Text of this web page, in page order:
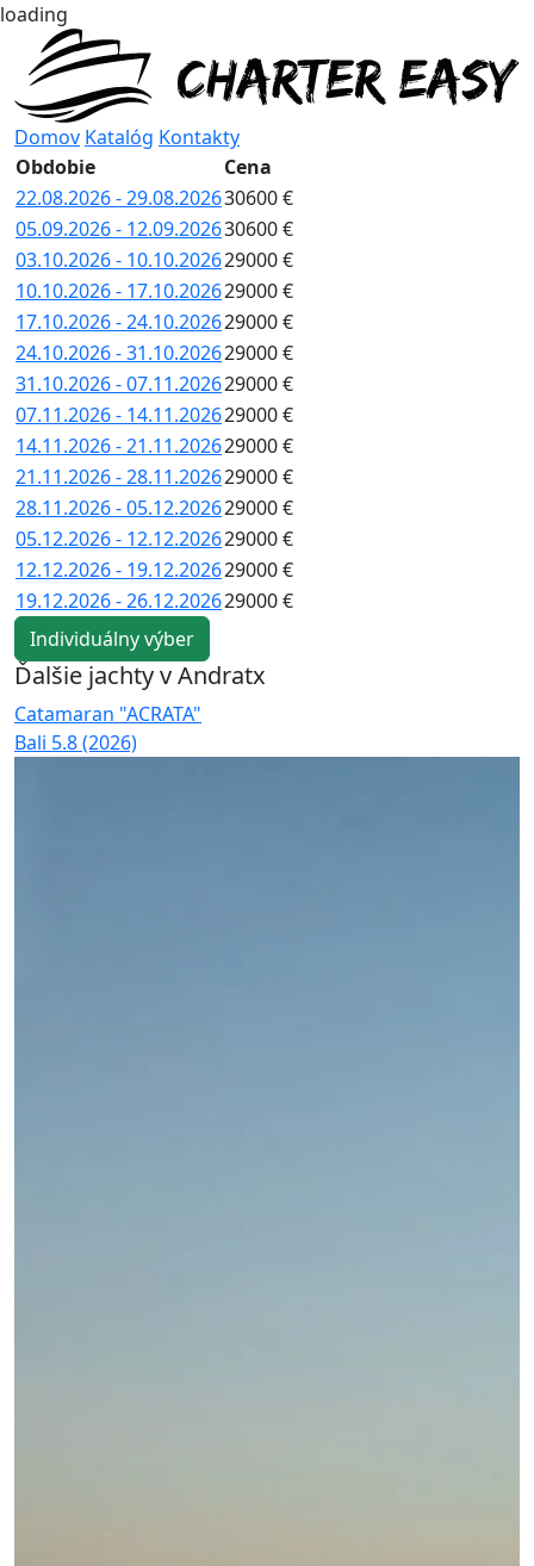
loading
Domov Katalóg Kontakty
Obdobie
Cena
22.08.2026 - 29.08.202630600 €
05.09.2026 - 12.09.202630600 €
03.10.2026 - 10.10.202629000 €
10.10.2026 - 17.10.202629000 €
17.10.2026 - 24.10.202629000 €
24.10.2026 - 31.10.202629000 €
31.10.2026 - 07.11.202629000 €
07.11.2026 - 14.11.202629000 €
14.11.2026 - 21.11.202629000 €
21.11.2026 - 28.11.202629000 €
28.11.2026 - 05.12.202629000 €
05.12.2026 - 12.12.202629000 €
12.12.2026 - 19.12.202629000 €
19.12.2026 - 26.12.202629000 €
Individuálny výber
Ďalšie jachty v Andratx
Catamaran "ACRATA"
Bali 5.8 (2026)